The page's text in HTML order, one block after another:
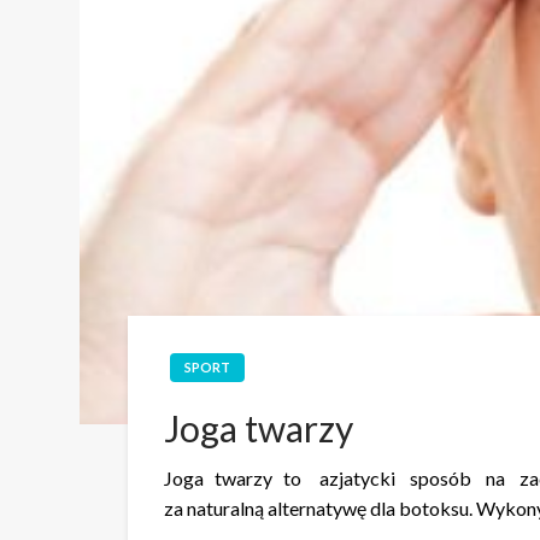
SPORT
Joga twarzy
Joga twarzy to azjatycki sposób na
za naturalną alternatywę dla botoksu.